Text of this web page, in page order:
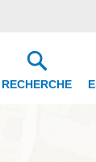
RECHERCHE